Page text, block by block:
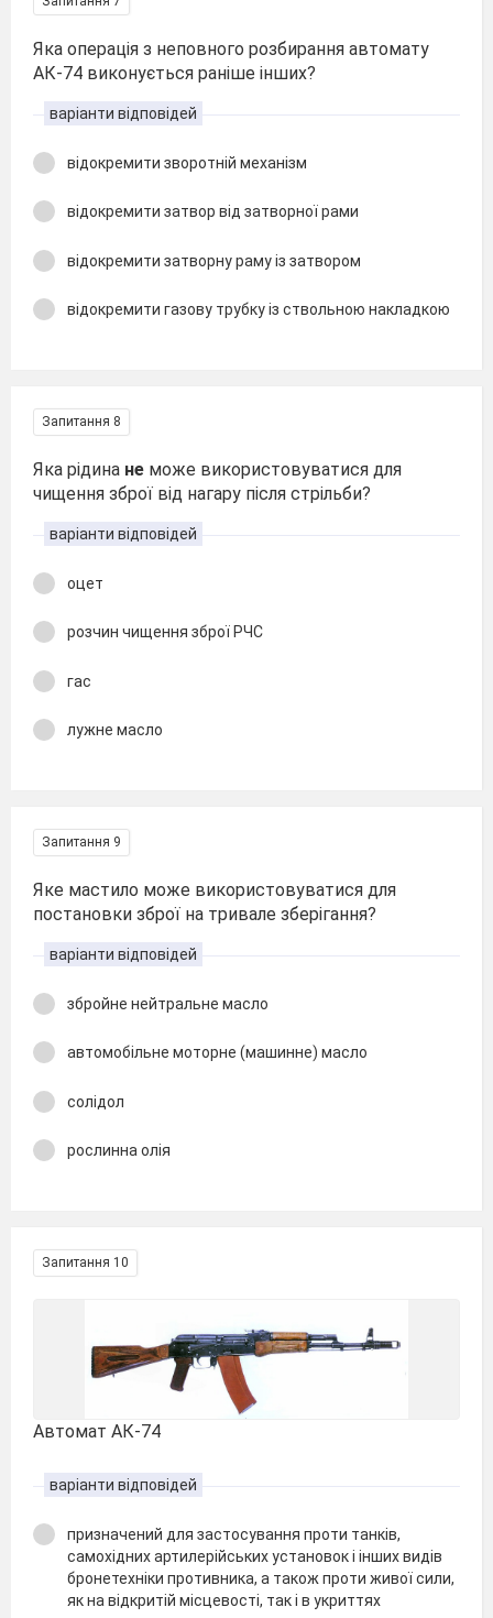
Яка операція з неповного розбирання автомату
АК-74 виконується раніше інших?
варіанти відповідей
відокремити зворотній механізм
відокремити затвор від затворної рами
відокремити затворну раму із затвором
відокремити газову трубку із ствольною накладкою
Запитання 8
Яка рідина не може використовуватися для
чищення зброї від нагару після стрільби?
варіанти відповідей
оцет
розчин чищення зброї РЧС
гас
лужне масло
Запитання 9
Яке мастило може використовуватися для
постановки зброї на тривале зберігання?
варіанти відповідей
збройне нейтральне масло
автомобільне моторне (машинне) масло
солідол
рослинна олія
Запитання 10
Автомат АК-74
варіанти відповідей
призначений для застосування проти танків,
самохідних артилерійських установок і інших видів
бронетехніки противника, а також проти живої сили,
як на відкритій місцевості, так і в укриттях